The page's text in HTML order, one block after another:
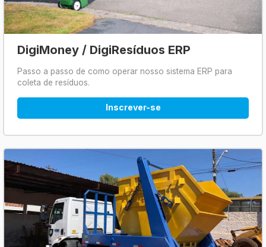
DigiMoney / DigiResíduos ERP
Passo a passo de como operar nosso sistema ERP para
coleta de resíduos.
Inscrever-se